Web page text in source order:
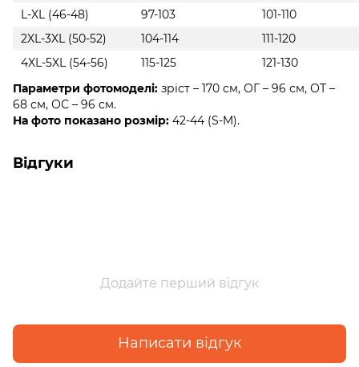
L-XL (46-48) 97-103
101-110
2XL-3XL (50-52)
104-114
111-120
4XL-5XL (54-56)
115-125
121-130
Параметри фотомоделі: зріст – 170 см, ОГ – 96 см, ОТ –
68 см, ОС – 96 см.
На фото показано розмір: 42-44 (S-M).
Відгуки
Додайте перший відгук
Написати відгук